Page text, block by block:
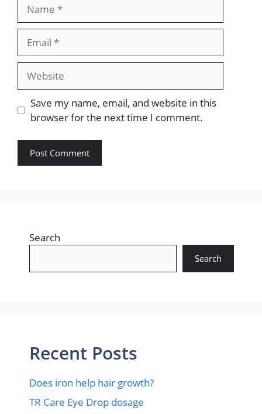
Website
Save my name, email, and website in this
browser for the next time I comment.
Search
Search
Recent Posts
Does iron help hair growth?​
TR Care Eye Drop dosage